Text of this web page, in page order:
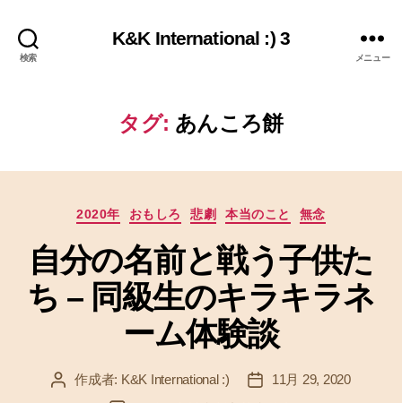
検索
K&K International :) 3
メニュー
タグ: あんころ餅
カ
ゴ
リ
ー
2020年 おもしろ 悲劇 本当のこと 無念
自分の名前と戦う子供た
ち – 同級生のキラキラネ
ーム体験談
投 作成者: K&K International :)
投
稿
11月 29, 2020